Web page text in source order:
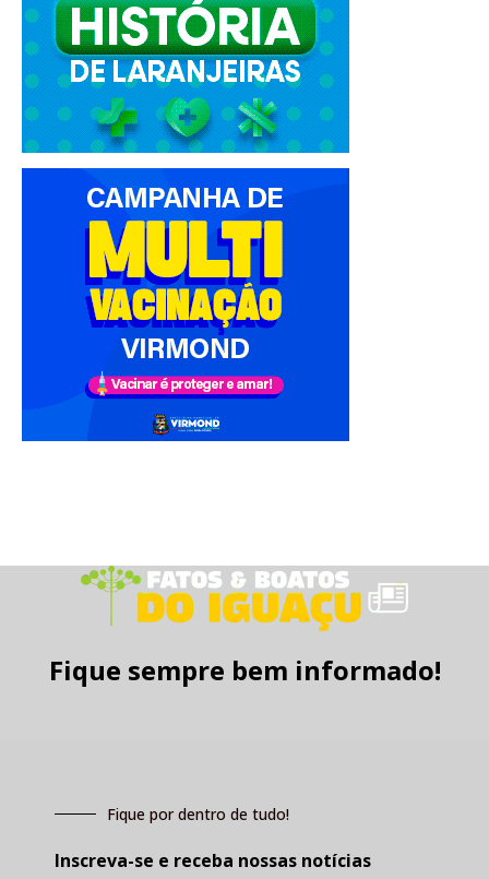
Fique sempre bem informado!
Fique por dentro de tudo!
Inscreva-se e receba nossas notícias